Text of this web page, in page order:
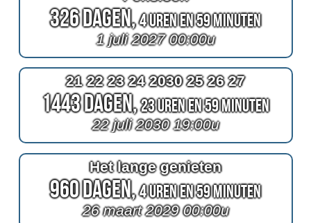
326 Dagen,4 Uren en 59 Minuten
1 juli 2027 00:00u
21 22 23 24 2030 25 26 27
1443 Dagen,23 Uren en 59 Minuten
22 juli 2030 19:00u
Het lange genieten
960 Dagen,4 Uren en 59 Minuten
26 maart 2029 00:00u